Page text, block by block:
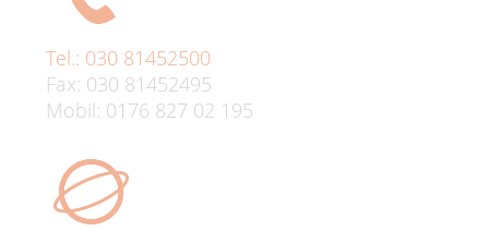
Tel.: 030 81452500
Fax: 030 81452495
Mobil: 0176 827 02 195